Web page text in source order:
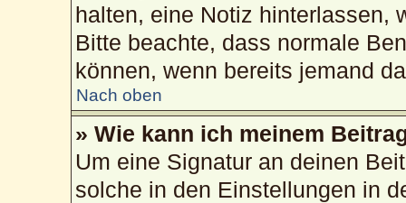
halten, eine Notiz hinterlassen,
Bitte beachte, dass normale
können, wenn bereits jemand
Nach oben
» Wie kann ich meinem
Um eine Signatur an deinen
solche in den Einstellungen in